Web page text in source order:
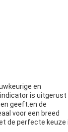
en
is uitgerust
geeft.en de
voor een breed
de perfecte keuze